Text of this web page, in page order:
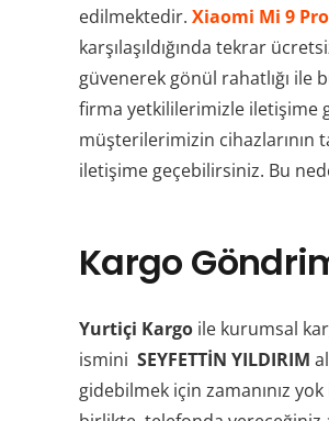
edilmektedir. Xiaomi Mi 9
karşılaşıldığında tekrar
güvenerek gönül rahatlığı
firma yetkililerimizle iletişime
müşterilerimizin cihazlarının
iletişime geçebilirsiniz. Bu
Kargo
Yurtiçi Kargo ile kurumsal
ismini SEYFETTİN YILDIRIM
gidebilmek için zamanınız